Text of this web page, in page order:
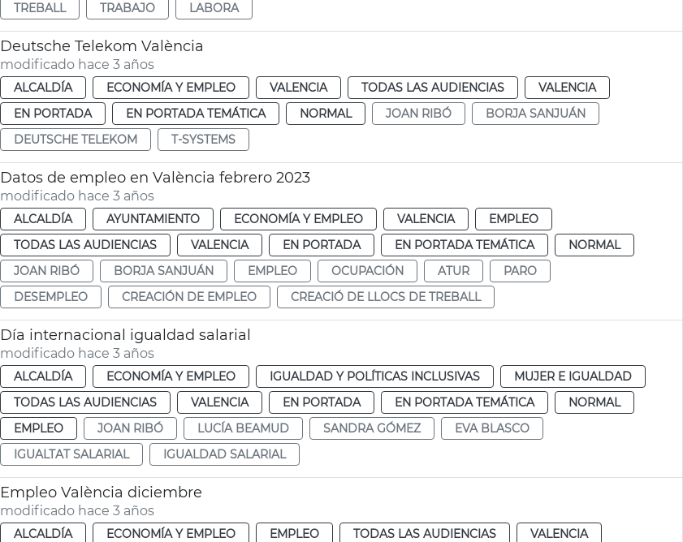
TREBALL
TRABAJO LABORA
Deutsche Telekom València
modificado hace 3 años
ALCALDÍA ECONOMÍA Y EMPLEO VALENCIA TODAS LAS AUDIENCIAS
VALENCIA
EN PORTADA
EN PORTADA TEMÁTICA NORMAL JOAN RIBÓ
BORJA SANJUÁN
DEUTSCHE TELEKOM
T-SYSTEMS
Datos de empleo en València febrero 2023
modificado hace 3 años
ALCALDÍA AYUNTAMIENTO ECONOMÍA Y EMPLEO VALENCIA
EMPLEO
TODAS LAS AUDIENCIAS
VALENCIA EN PORTADA EN PORTADA TEMÁTICA
NORMAL
JOAN RIBÓ
BORJA SANJUÁN EMPLEO OCUPACIÓN ATUR
PARO
DESEMPLEO
CREACIÓN DE EMPLEO CREACIÓ DE LLOCS DE TREBALL
Día internacional igualdad salarial
modificado hace 3 años
ALCALDÍA ECONOMÍA Y EMPLEO IGUALDAD Y POLÍTICAS INCLUSIVAS
MUJER E IGUALDAD
TODAS LAS AUDIENCIAS
VALENCIA EN PORTADA EN PORTADA TEMÁTICA
NORMAL
EMPLEO
JOAN RIBÓ LUCÍA BEAMUD SANDRA GÓMEZ
EVA BLASCO
IGUALTAT SALARIAL
IGUALDAD SALARIAL
Empleo València diciembre
modificado hace 3 años
ALCALDÍA ECONOMÍA Y EMPLEO EMPLEO TODAS LAS AUDIENCIAS
VALENCIA